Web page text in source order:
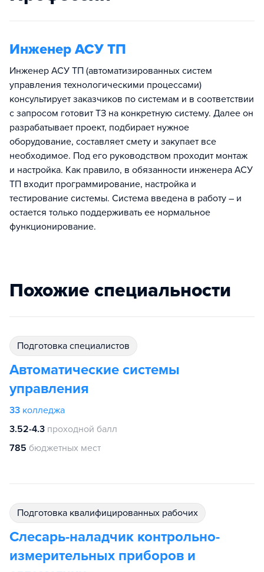
Инженер АСУ ТП
Инженер АСУ ТП (автоматизированных систем
управления технологическими процессами)
консультирует заказчиков по системам и в соответствии
с запросом готовит ТЗ на конкретную систему. Далее он
разрабатывает проект, подбирает нужное
оборудование, составляет смету и закупает все
необходимое. Под его руководством проходит монтаж
и настройка. Как правило, в обязанности инженера АСУ
ТП входит программирование, настройка и
тестирование системы. Система введена в работу – и
остается только поддерживать ее нормальное
функционирование.
Похожие специальности
подготовка специалистов
Автоматические системы
управления
33 колледжа
3.52-4.3 проходной балл
785 бюджетных мест
подготовка квалифицированных рабочих
Слесарь-наладчик контрольно-
измерительных приборов и